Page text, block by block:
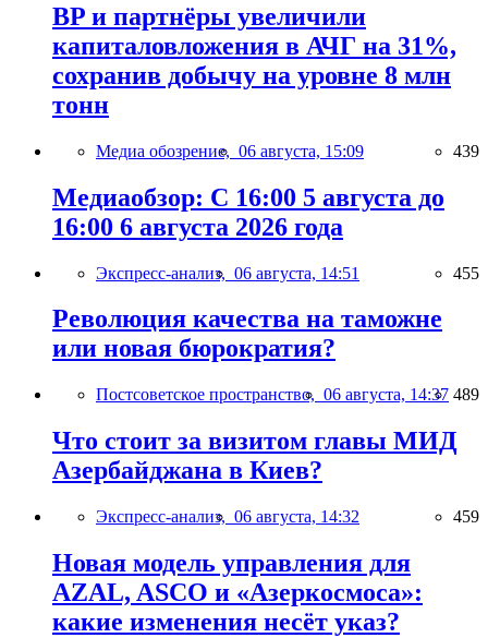
BP и партнёры увеличили
капиталовложения в АЧГ на 31%,
сохранив добычу на уровне 8 млн
тонн
Медиа обозрение, 06 августа, 15:09 439
Медиаобзор: С 16:00 5 августа до
16:00 6 августа 2026 года
Экспресс-анализ, 06 августа, 14:51 455
Революция качества на таможне
или новая бюрократия?
Постсоветское пространство, 06 августа, 14:37 489
Что стоит за визитом главы МИД
Азербайджана в Киев?
Экспресс-анализ, 06 августа, 14:32 459
Новая модель управления для
AZAL, ASCO и «Азеркосмоса»:
какие изменения несёт указ?